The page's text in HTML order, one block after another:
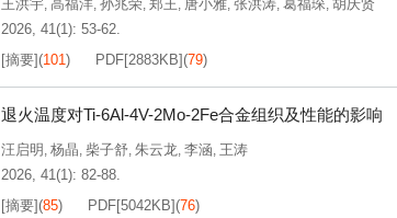
王洪宇, 高福洋, 孙兆荣, 郑王, 唐小雅, 张洪涛, 葛福琛, 胡庆贤
2026, 41(1): 53-62.
[摘要](101) PDF[2883KB](79)
退火温度对Ti-6Al-4V-2Mo-2Fe合金组织及性能的影响
汪启明 , 杨晶, 柴子舒, 朱云龙, 李涵, 王涛
2026, 41(1): 82-88.
[摘要](85) PDF[5042KB](76)